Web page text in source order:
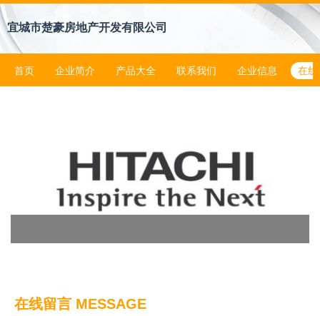
宜城市楚豪房地产开发有限公司
首页 企业简介 产品大全 联系我们 企业信息 在线
在线留言 MESSAGE